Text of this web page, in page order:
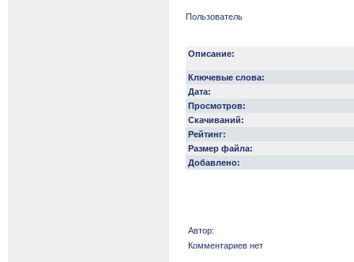
Пользователь
Описание:
Ключевые слова:
Дата:
Просмотров:
Скачиваний:
Рейтинг:
Размер файла:
Добавлено:
Автор:
Комментариев нет